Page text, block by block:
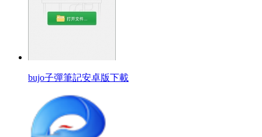
bujo子彈筆記安卓版下載